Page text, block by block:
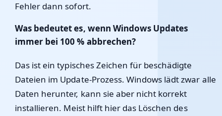
Fehler dann sofort.
Was bedeutet es, wenn Windows Updates
immer bei 100 % abbrechen?
Das ist ein typisches Zeichen für beschädigte
Dateien im Update-Prozess. Windows lädt zwar alle
Daten herunter, kann sie aber nicht korrekt
installieren. Meist hilft hier das Löschen des